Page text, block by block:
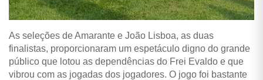
As seleções de Amarante e João Lisboa, as duas
finalistas, proporcionaram um espetáculo digno do grande
público que lotou as dependências do Frei Evaldo e que
vibrou com as jogadas dos jogadores. O jogo foi bastante